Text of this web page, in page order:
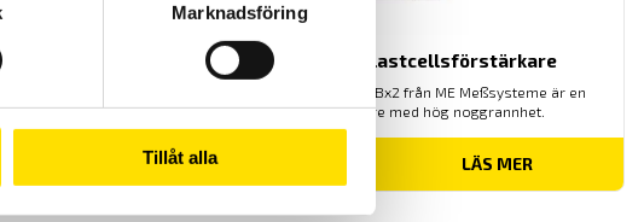
Marknadsföring
Tillåt alla
GSV 3USB – 2 kanalig lastcellsförstärkare
Lastcellsförstärkaren GSV-3USBx2 från ME Meßsysteme är en
användarvänlig förstärkare med hög noggrannhet.
4,500.00 LÄS MER